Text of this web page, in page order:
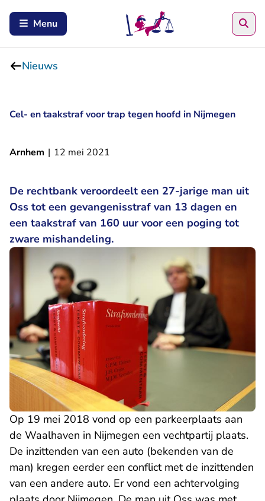
Menu
Nieuws
Cel- en taakstraf voor trap tegen hoofd in Nijmegen
Arnhem | 12 mei 2021
De rechtbank veroordeelt een 27-jarige man uit
Oss tot een gevangenisstraf van 13 dagen en
een taakstraf van 160 uur voor een poging tot
zware mishandeling.
Op 19 mei 2018 vond op een parkeerplaats aan
de Waalhaven in Nijmegen een vechtpartij plaats.
De inzittenden van een auto (bekenden van de
man) kregen eerder een conflict met de inzittenden
van een andere auto. Er vond een achtervolging